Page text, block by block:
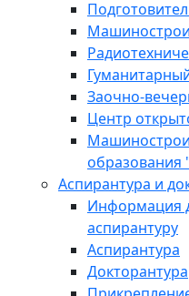
Заочно-
Центр
образования
Аспирантура и
Информация
аспирантуру
Аспирантура
Докторантура